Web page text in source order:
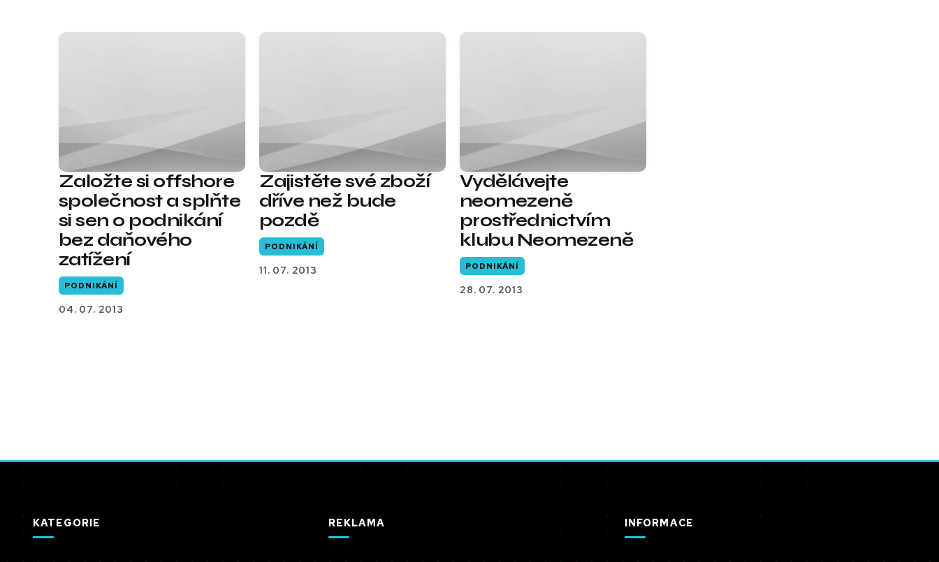
Založte si offshore
společnost a splňte
si sen o podnikání
bez daňového
zatížení
PODNIKÁNÍ
04. 07. 2013
Zajistěte své zboží
dříve než bude
pozdě
PODNIKÁNÍ
11. 07. 2013
Vydělávejte
neomezeně
prostřednictvím
klubu Neomezeně
PODNIKÁNÍ
28. 07. 2013
KATEGORIE REKLAMA INFORMACE